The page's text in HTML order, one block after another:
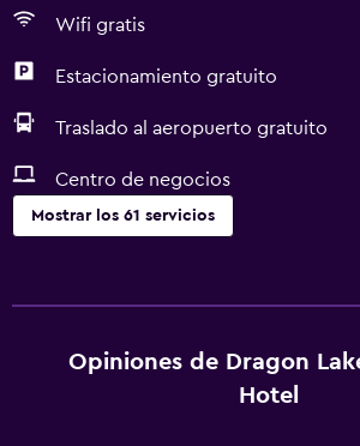
Wifi gratis
Estacionamiento gratuito
Traslado al aeropuerto gratuito
Centro de negocios
Mostrar los 61 servicios
Cajero automático/banco
Centro de negocios
Opiniones de Dragon
Hotel